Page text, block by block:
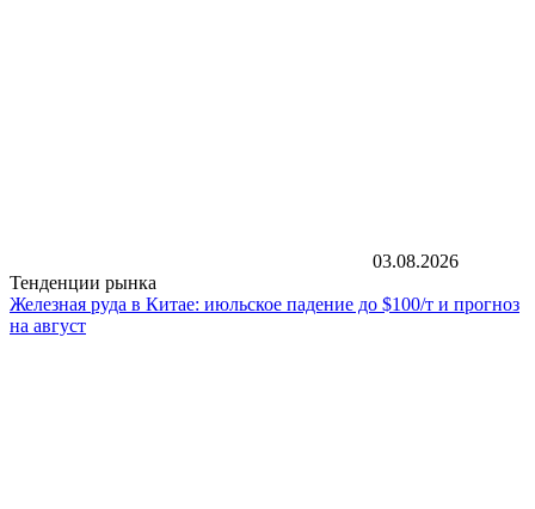
03.08.2026
Тенденции рынка
Железная руда в Китае: июльское падение до $100/т и прогноз
на август